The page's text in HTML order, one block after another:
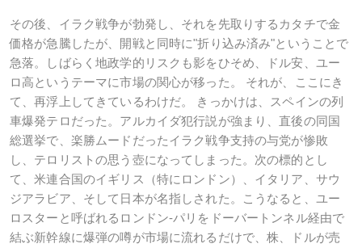
その後、イラク戦争が勃発し、それを先取りするカタチで金
価格が急騰したが、開戦と同時に"折り込み済み"ということで
急落。しばらく地政学的リスクも影をひそめ、ドル安、ユー
ロ高というテーマに市場の関心が移った。 それが、ここにき
て、再浮上してきているわけだ。 きっかけは、スペインの列
車爆発テロだった。アルカイダ犯行説が強まり、直後の同国
総選挙で、楽勝ムードだったイラク戦争支持の与党が惨敗
し、テロリストの思う壺になってしまった。次の標的とし
て、米連合国のイギリス（特にロンドン）、イタリア、サウ
ジアラビア、そして日本が名指しされた。こうなると、ユー
ロスターと呼ばれるロンドン-パリをドーバートンネル経由で
結ぶ新幹線に爆弾の噂が市場に流れるだけで、株、ドルが売